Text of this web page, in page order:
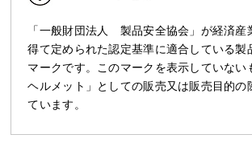
「一般財団法人 製品安全協会」が経済産
得て定められた認定基準に適合している製
マークです。このマークを表示していない
ヘルメット」としての販売又は販売目的の
ています。